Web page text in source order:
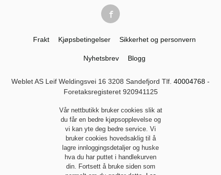
Frakt Kjøpsbetingelser Sikkerhet og personvern
Nyhetsbrev Blogg
Weblet AS Leif Weldingsvei 16 3208 Sandefjord Tlf. 40004768 -
Foretaksregisteret 920941125
Vår nettbutikk bruker cookies slik at
du får en bedre kjøpsopplevelse og
vi kan yte deg bedre service. Vi
bruker cookies hovedsaklig til å
lagre innloggingsdetaljer og huske
hva du har puttet i handlekurven
din. Fortsett å bruke siden som